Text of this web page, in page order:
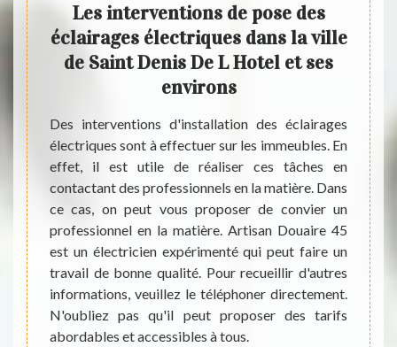
la
et
des
est
mise
ces
de
45
pas
des
Les interventions de pose des
éclairages électriques dans la ville
de Saint Denis De L Hotel et ses
environs
Des interventions d'installation des éclairages
électriques sont à effectuer sur les immeubles. En
effet, il est utile de réaliser ces tâches en
contactant des professionnels en la matière. Dans
ce cas, on peut vous proposer de convier un
professionnel en la matière. Artisan Douaire 45
est un électricien expérimenté qui peut faire un
travail de bonne qualité. Pour recueillir d'autres
informations, veuillez le téléphoner directement.
N'oubliez pas qu'il peut proposer des tarifs
abordables et accessibles à tous.
Au
45.
et